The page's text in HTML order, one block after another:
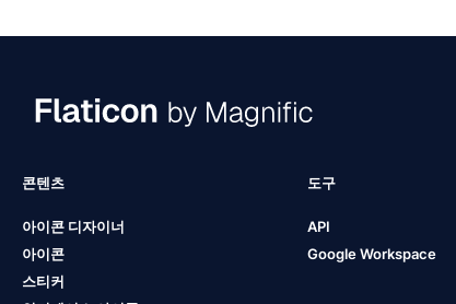
콘텐츠
아이콘 디자이너
아이콘
스티커
도구
API
Google Workspace